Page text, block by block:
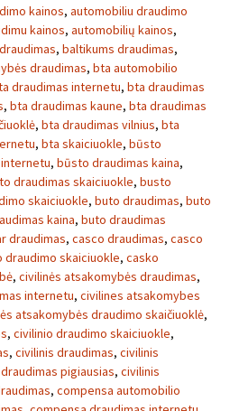
kainos, automobiliu draudimo
kainos, automobilių kainos,
, baltikums draudimas,
draudimas, bta automobilio
draudimas internetu, bta draudimas
, bta draudimas kaune, bta draudimas
, bta draudimas vilnius, bta
, bta skaiciuokle, būsto
, būsto draudimas kaina,
draudimas skaiciuokle, busto
skaiciuokle, buto draudimas, buto
kaina, buto draudimas
draudimas, casco draudimas, casco
draudimo skaiciuokle, casko
, civilinės atsakomybės draudimas,
internetu, civilines atsakomybes
atsakomybės draudimo skaičiuoklė,
, civilinio draudimo skaiciuokle,
, civilinis draudimas, civilinis
pigiausias, civilinis
, compensa automobilio